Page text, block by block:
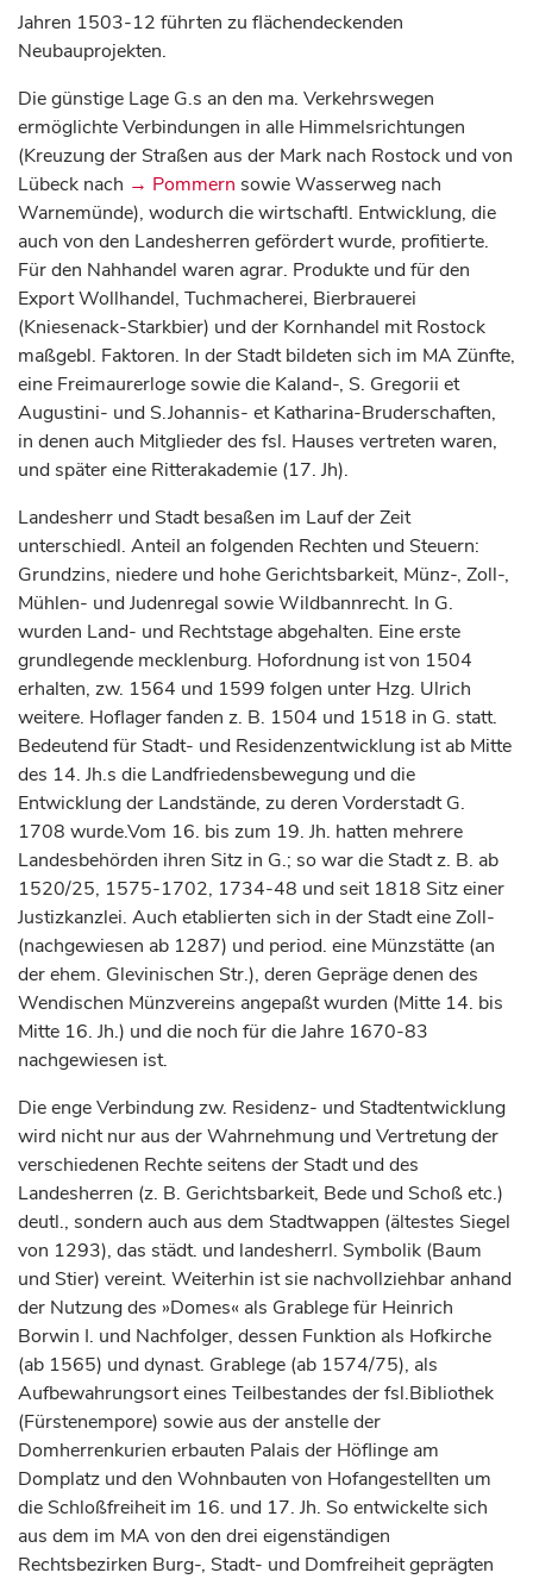
Jahren 1503-12 führten zu flächendeckenden
Neubauprojekten.
Die günstige Lage G.s an den ma. Verkehrswegen
ermöglichte Verbindungen in alle Himmelsrichtungen
(Kreuzung der Straßen aus der Mark nach Rostock und von
Lübeck nach → Pommern sowie Wasserweg nach
Warnemünde), wodurch die wirtschaftl. Entwicklung, die
auch von den Landesherren gefördert wurde, profitierte.
Für den Nahhandel waren agrar. Produkte und für den
Export Wollhandel, Tuchmacherei, Bierbrauerei
(Kniesenack-Starkbier) und der Kornhandel mit Rostock
maßgebl. Faktoren. In der Stadt bildeten sich im MA Zünfte,
eine Freimaurerloge sowie die Kaland-, S. Gregorii et
Augustini- und S.Johannis- et Katharina-Bruderschaften,
in denen auch Mitglieder des fsl. Hauses vertreten waren,
und später eine Ritterakademie (17. Jh).
Landesherr und Stadt besaßen im Lauf der Zeit
unterschiedl. Anteil an folgenden Rechten und Steuern:
Grundzins, niedere und hohe Gerichtsbarkeit, Münz-, Zoll-,
Mühlen- und Judenregal sowie Wildbannrecht. In G.
wurden Land- und Rechtstage abgehalten. Eine erste
grundlegende mecklenburg. Hofordnung ist von 1504
erhalten, zw. 1564 und 1599 folgen unter Hzg. Ulrich
weitere. Hoflager fanden z. B. 1504 und 1518 in G. statt.
Bedeutend für Stadt- und Residenzentwicklung ist ab Mitte
des 14. Jh.s die Landfriedensbewegung und die
Entwicklung der Landstände, zu deren Vorderstadt G.
1708 wurde.Vom 16. bis zum 19. Jh. hatten mehrere
Landesbehörden ihren Sitz in G.; so war die Stadt z. B. ab
1520/25, 1575-1702, 1734-48 und seit 1818 Sitz einer
Justizkanzlei. Auch etablierten sich in der Stadt eine Zoll-
(nachgewiesen ab 1287) und period. eine Münzstätte (an
der ehem. Glevinischen Str.), deren Gepräge denen des
Wendischen Münzvereins angepaßt wurden (Mitte 14. bis
Mitte 16. Jh.) und die noch für die Jahre 1670-83
nachgewiesen ist.
Die enge Verbindung zw. Residenz- und Stadtentwicklung
wird nicht nur aus der Wahrnehmung und Vertretung der
verschiedenen Rechte seitens der Stadt und des
Landesherren (z. B. Gerichtsbarkeit, Bede und Schoß etc.)
deutl., sondern auch aus dem Stadtwappen (ältestes Siegel
von 1293), das städt. und landesherrl. Symbolik (Baum
und Stier) vereint. Weiterhin ist sie nachvollziehbar anhand
der Nutzung des »Domes« als Grablege für Heinrich
Borwin I. und Nachfolger, dessen Funktion als Hofkirche
(ab 1565) und dynast. Grablege (ab 1574/75), als
Aufbewahrungsort eines Teilbestandes der fsl.Bibliothek
(Fürstenempore) sowie aus der anstelle der
Domherrenkurien erbauten Palais der Höflinge am
Domplatz und den Wohnbauten von Hofangestellten um
die Schloßfreiheit im 16. und 17. Jh. So entwickelte sich
aus dem im MA von den drei eigenständigen
Rechtsbezirken Burg-, Stadt- und Domfreiheit geprägten